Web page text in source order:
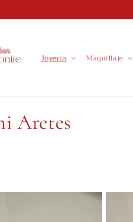
Joyería Maquillaje
Aretes